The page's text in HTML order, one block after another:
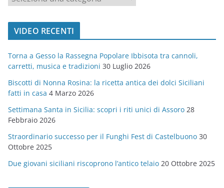
a
t
o
r
i
e
VIDEO RECENTI
Torna a Gesso la Rassegna Popolare Ibbisota tra cannoli,
carretti, musica e tradizioni 30 Luglio 2026
Biscotti di Nonna Rosina: la ricetta antica dei dolci Siciliani
fatti in casa 4 Marzo 2026
Settimana Santa in Sicilia: scopri i riti unici di Assoro 28
Febbraio 2026
Straordinario successo per il Funghi Fest di Castelbuono 30
Ottobre 2025
Due giovani siciliani riscoprono l’antico telaio 20 Ottobre 2025